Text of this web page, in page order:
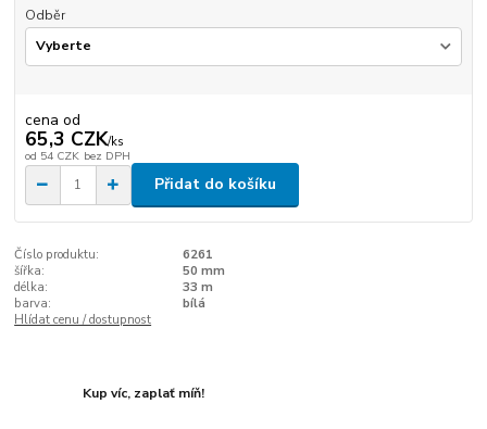
Odběr
cena od
65,3 CZK/ks
od 54 CZK bez DPH
Přidat do košíku
Číslo produktu:
6261
šířka:
50 mm
délka:
33 m
barva:
bílá
Hlídat cenu / dostupnost
Kup víc, zaplať míň!